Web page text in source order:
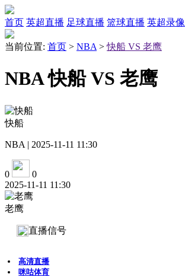
首页 英超直播 足球直播 篮球直播 英超录像
当前位置: 首页 > NBA >快船 VS 老鹰
NBA 快船 VS 老鹰
快船
NBA | 2025-11-11 11:30
0
0
2025-11-11 11:30
老鹰
直播信号
高清直播
咪咕体育